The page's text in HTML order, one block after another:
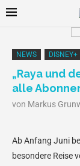
NEWS DISNEY+
„Raya und
alle
von Markus
Ab Anfang Juni
besondere Reise